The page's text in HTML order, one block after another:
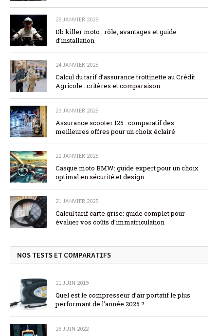
25 JANVIER 2025
Db killer moto : rôle, avantages et guide
d’installation
24 JANVIER 2025
Calcul du tarif d’assurance trottinette au Crédit
Agricole : critères et comparaison
23 JANVIER 2025
Assurance scooter 125 : comparatif des
meilleures offres pour un choix éclairé
22 JANVIER 2025
Casque moto BMW: guide expert pour un choix
optimal en sécurité et design
21 JANVIER 2025
Calcul tarif carte grise: guide complet pour
évaluer vos coûts d’immatriculation
NOS TESTS ET COMPARATIFS
11 JUIN 2019
Quel est le compresseur d’air portatif le plus
performant de l’année 2025 ?
29 JUIN 2022